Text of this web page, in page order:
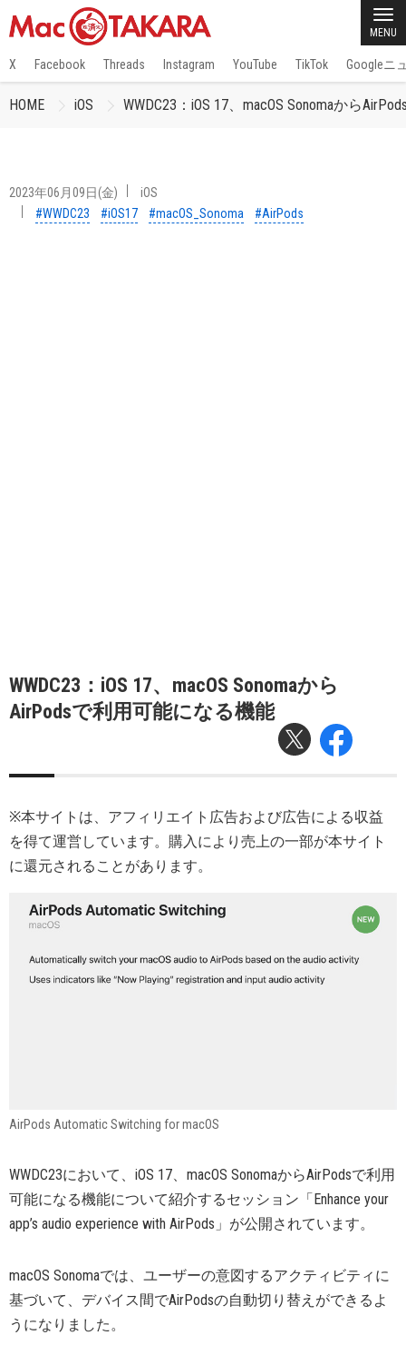
MENU
X Facebook Threads Instagram YouTube TikTok Googleニ
HOME iOS WWDC23：iOS 17、macOS Sonomaから
2023年06月09日(金)
iOS
#WWDC23
#iOS17 #macOS_Sonoma #AirPods
WWDC23：iOS 17、macOS Sonomaから
AirPodsで利用可能になる機能
※本サイトは、アフィリエイト広告および広告による収益
を得て運営しています。購入により売上の一部が本サイト
に還元されることがあります。
AirPods Automatic Switching for macOS
WWDC23において、iOS 17、macOS SonomaからAirPodsで利用
可能になる機能について紹介するセッション「Enhance your
app’s audio experience with AirPods」が公開されています。
macOS Sonomaでは、ユーザーの意図するアクティビティに
基づいて、デバイス間でAirPodsの自動切り替えができるよ
うになりました。